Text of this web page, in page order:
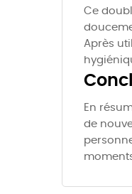
Ce
Après
En
de